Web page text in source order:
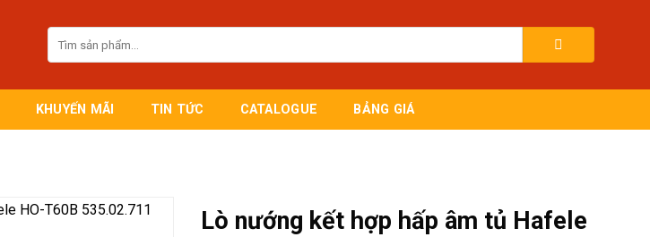
kiếm:
KHUYẾN MÃI TIN TỨC CATALOGUE BẢNG GIÁ
Lò nướng kết hợp hấp âm tủ Hafele